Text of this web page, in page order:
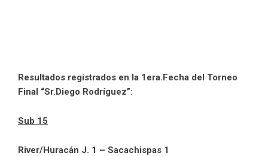
Resultados registrados en la 1era.Fecha del Torneo
Final “Sr.Diego Rodríguez”:
Sub 15
River/Huracán J. 1 – Sacachispas 1